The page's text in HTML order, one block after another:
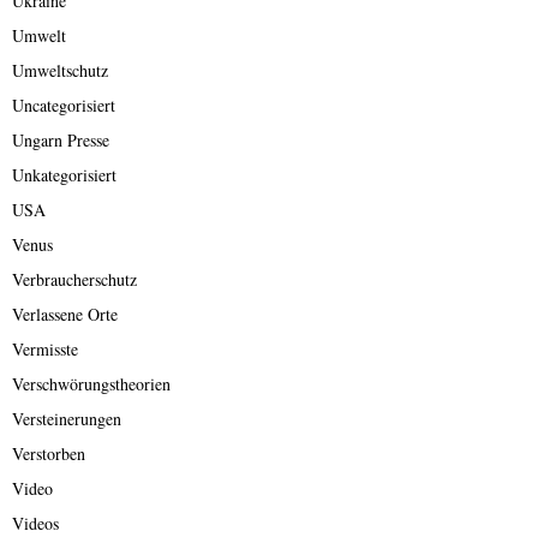
Umwelt
Umweltschutz
Uncategorisiert
Ungarn Presse
Unkategorisiert
USA
Venus
Verbraucherschutz
Verlassene Orte
Vermisste
Verschwörungstheorien
Versteinerungen
Verstorben
Video
Videos